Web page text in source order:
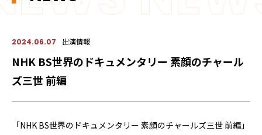
2024.06.07 出演情報
NHK BS世界のドキュメンタリー 素顔のチャール
ズ三世 前編
「NHK BS世界のドキュメンタリー 素顔のチャールズ三世 前編」